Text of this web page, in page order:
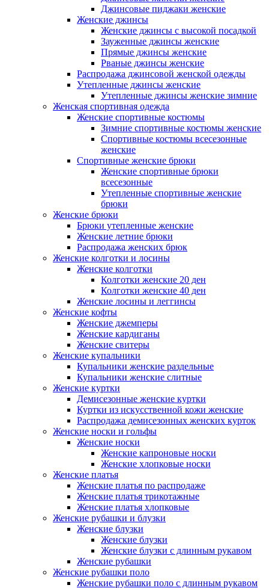
Джинсовые пиджаки женские
Женские джинсы
Женские джинсы с высокой посадкой
Зауженные джинсы женские
Прямые джинсы женские
Рваные джинсы женские
Распродажа джинсовой женской одежды
Утепленные джинсы женские
Утепленные джинсы женские зимние
Женская спортивная одежда
Женские спортивные костюмы
Зимние спортивные костюмы женские
Спортивные костюмы всесезонные
женские
Спортивные женские брюки
Женские спортивные брюки
всесезонные
Утепленные спортивные женские
брюки
Женские брюки
Брюки утепленные женские
Женские летние брюки
Распродажа женских брюк
Женские колготки и лосины
Женские колготки
Колготки женские 20 ден
Колготки женские 40 ден
Женские лосины и леггинсы
Женские кофты
Женские джемперы
Женские кардиганы
Женские свитеры
Женские купальники
Купальники женские раздельные
Купальники женские слитные
Женские куртки
Демисезонные женские куртки
Куртки из искусственной кожи женские
Распродажа демисезонных женских курток
Женские носки и гольфы
Женские носки
Женские капроновые носки
Женские хлопковые носки
Женские платья
Женские платья по распродаже
Женские платья трикотажные
Женские платья хлопковые
Женские рубашки и блузки
Женские блузки
Женские блузки
Женские блузки с длинным рукавом
Женские рубашки
Женские рубашки поло
Женские рубашки поло с длинным рукавом